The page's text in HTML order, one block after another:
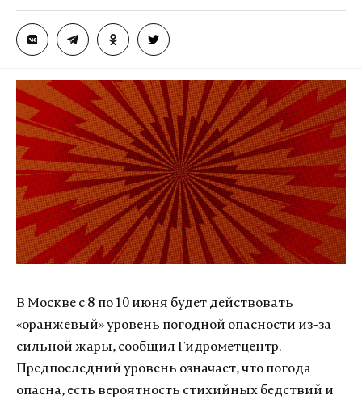
В Москве с 8 по 10 июня будет действовать
«оранжевый» уровень погодной опасности из-за
сильной жары, сообщил Гидрометцентр.
Предпоследний уровень означает, что погода
опасна, есть вероятность стихийных бедствий и